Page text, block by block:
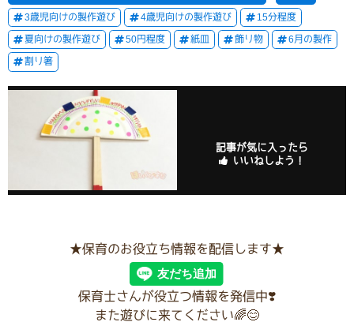
3歳児向けの製作遊び 4歳児向けの製作遊び 15分程度
夏向けの製作遊び 50円程度 紙皿 飾り物 6月の製作
割り箸
記事が気に入ったら
いいねしよう！
★保育のお役立ち情報を配信します★
保育士さんが役立つ情報を発信中❣️
また遊びに来てください🌈😊